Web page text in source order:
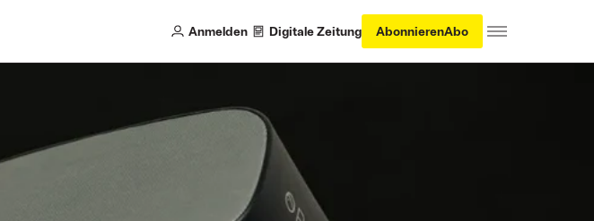
Anmelden Digitale Zeitung AbonnierenAbo